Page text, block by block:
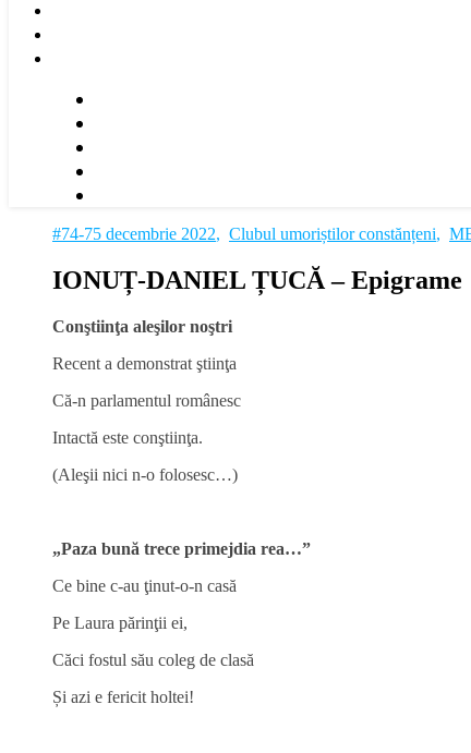
#74-75 decembrie 2022, Clubul umoriștilor constănțeni,
IONUȚ-DANIEL ȚUCĂ – Epigrame
Conştiinţa aleşilor noştri
Recent a demonstrat ştiinţa
Că-n parlamentul românesc
Intactă este conştiinţa.
(Aleşii nici n-o folosesc…)
„Paza bună trece primejdia rea…”
Ce bine c-au ţinut-o-n casă
Pe Laura părinţii ei,
Căci fostul său coleg de clasă
Și azi e fericit holtei!